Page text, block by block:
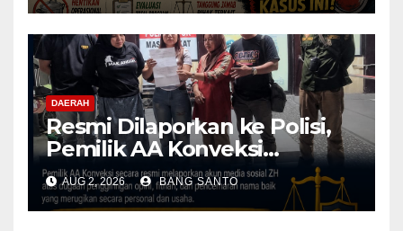
Dihentikan & Evaluasi
Menyeluruh
DAERAH
Resmi Dilaporkan ke Polisi,
Pemilik AA Konveksi
Didampingi Tim Advokat
Lentera Netizen Indonesia (L-
NET-ID)
AUG 2, 2026 BANG SANTO